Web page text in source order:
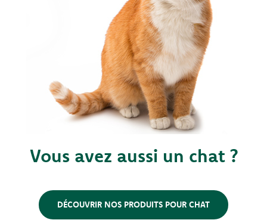
Vous avez aussi un chat ?
DÉCOUVRIR NOS PRODUITS POUR CHAT